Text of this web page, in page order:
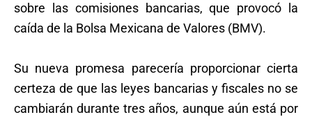
sobre las comisiones bancarias, que provocó la
caída de la Bolsa Mexicana de Valores (BMV).
Su nueva promesa parecería proporcionar cierta
certeza de que las leyes bancarias y fiscales no se
cambiarán durante tres años, aunque aún está por